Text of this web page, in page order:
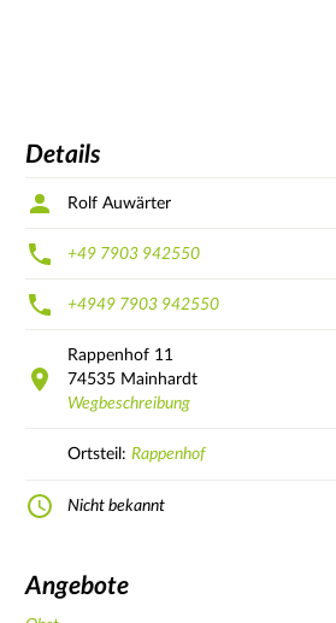
Details
Rolf Auwärter
+49 7903 942550
+4949 7903 942550
Rappenhof 11
74535 Mainhardt
Wegbeschreibung
Ortsteil: Rappenhof
Nicht bekannt
Angebote